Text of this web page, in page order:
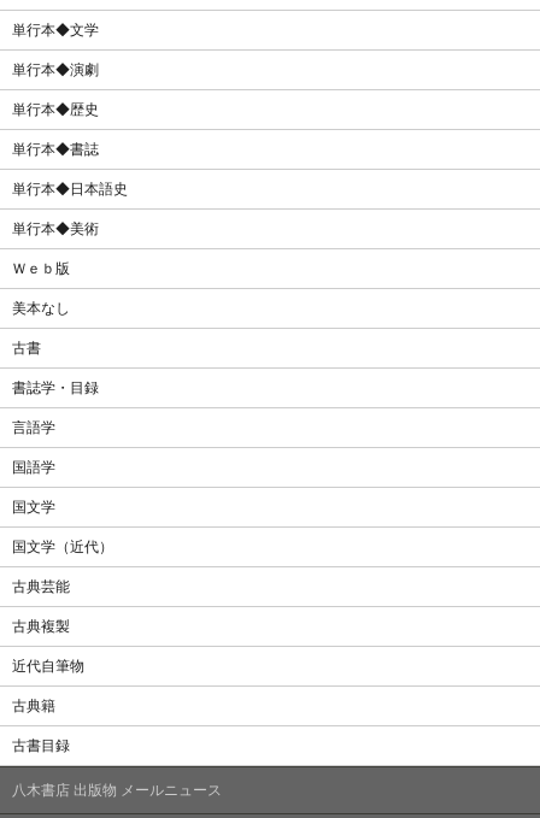
単行本◆文学
単行本◆演劇
単行本◆歴史
単行本◆書誌
単行本◆日本語史
単行本◆美術
Ｗｅｂ版
美本なし
古書
書誌学・目録
言語学
国語学
国文学
国文学（近代）
古典芸能
古典複製
近代自筆物
古典籍
古書目録
八木書店 出版物 メールニュース